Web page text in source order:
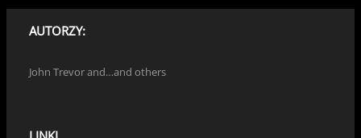
AUTORZY:
John Trevor and…and others